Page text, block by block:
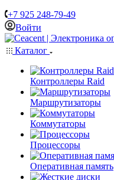
+7 925 248-79-49
Войти
Каталог
Контроллеры Raid
Маршрутизаторы
Коммутаторы
Процессоры
Оперативная память